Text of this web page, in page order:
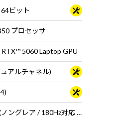
ビット
プロセッサ
5060 Laptop GPU
アルチャネル)
15.3型 液晶パネル (ノングレア / 180Hz対応 / アスペクト比16:10)